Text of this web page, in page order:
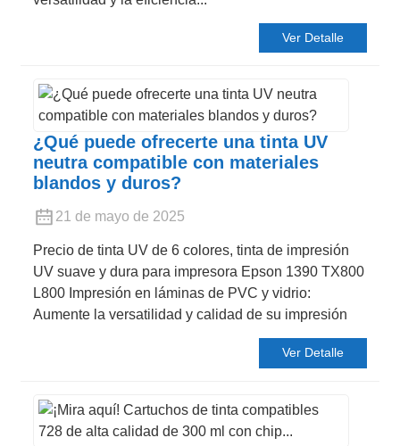
Ver Detalle
¿Qué puede ofrecerte una tinta UV
neutra compatible con materiales
blandos y duros?
21 de mayo de 2025
Precio de tinta UV de 6 colores, tinta de impresión
UV suave y dura para impresora Epson 1390 TX800
L800 Impresión en láminas de PVC y vidrio:
Aumente la versatilidad y calidad de su impresión
Ver Detalle